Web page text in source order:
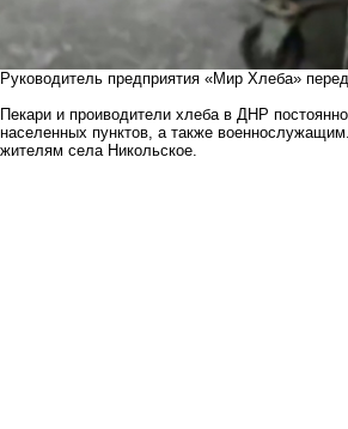
Руководитель предприятия «Мир Хлеба»
Пекари и проиводители хлеба в ДНР
населенных пунктов, а также
жителям села Никольское.